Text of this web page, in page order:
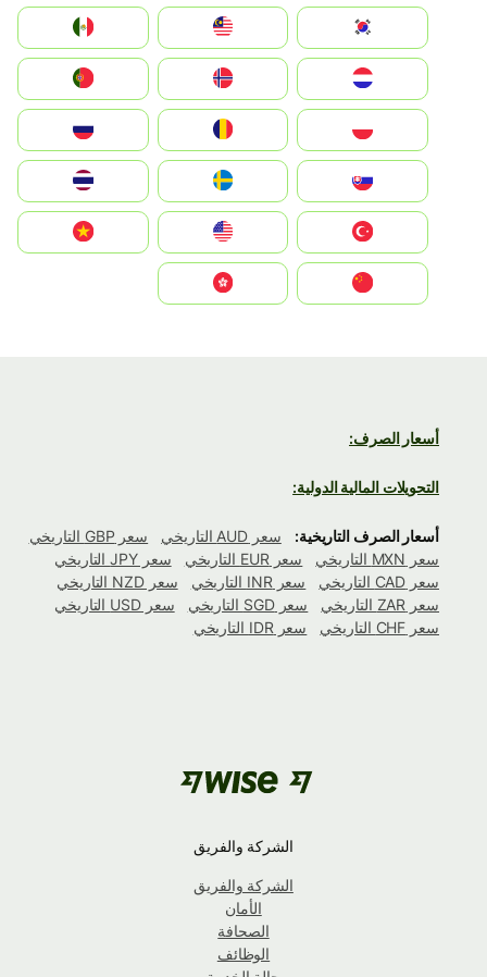
South Korea
Nederland
Portugal
România
Slovensko
United States
Vietnam
أسعار الصرف:
التحويلات المالية الدولية:
أسعار الصرف التاريخية: سعر AUD التاريخي
سعر GBP التاريخي
سعر MXN التاريخي
سعر EUR التاريخي
سعر JPY التاريخي
سعر CAD التاريخي
سعر INR التاريخي
سعر NZD التاريخي
سعر ZAR التاريخي
سعر SGD التاريخي
سعر USD التاريخي
سعر CHF التاريخي
سعر IDR التاريخي
الشركة والفريق
الشركة والفريق
الأمان
الصحافة
الوظائف